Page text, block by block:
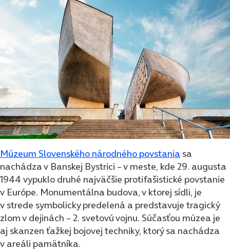
Múzeum Slovenského národného povstania sa
nachádza v Banskej Bystrici – v meste, kde 29. augusta
1944 vypuklo druhé najväčšie protifašistické povstanie
v Európe. Monumentálna budova, v ktorej sídli, je
v strede symbolicky predelená a predstavuje tragický
zlom v dejinách – 2. svetovú vojnu. Súčasťou múzea je
aj skanzen ťažkej bojovej techniky, ktorý sa nachádza
v areáli pamätníka.